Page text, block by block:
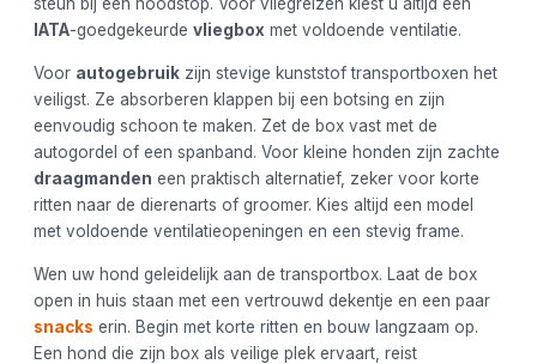
IATA-goedgekeurde vliegbox met voldoende ventilatie.
Voor autogebruik zijn stevige kunststof transportboxen het
veiligst. Ze absorberen klappen bij een botsing en zijn
eenvoudig schoon te maken. Zet de box vast met de
autogordel of een spanband. Voor kleine honden zijn zachte
draagmanden een praktisch alternatief, zeker voor korte
ritten naar de dierenarts of groomer. Kies altijd een model
met voldoende ventilatieopeningen en een stevig frame.
Wen uw hond geleidelijk aan de transportbox. Laat de box
open in huis staan met een vertrouwd dekentje en een paar
snacks erin. Begin met korte ritten en bouw langzaam op.
Een hond die zijn box als veilige plek ervaart, reist